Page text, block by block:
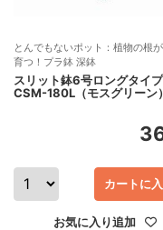
とんでもないポット：植物の根
育つ！プラ鉢 深鉢
スリット鉢6号ロングタイプ
CSM-180L（モスグリーン）
カートに
お気に入り追加